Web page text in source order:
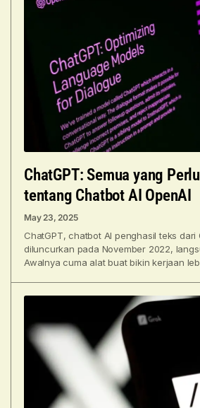
ChatGPT: Semua yang
tentang Chatbot AI OpenAI
May 23, 2025
ChatGPT, chatbot AI penghasil teks dari
diluncurkan pada November 2022,
Awalnya cuma alat buat bikin kerjaan